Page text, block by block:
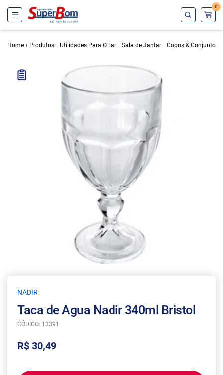
0
Home Produtos Utilidades Para O Lar Sala de Jantar Copos & Conjuntos
NADIR
Taca de Agua Nadir 340ml Bristol
CÓDIGO: 13391
R$ 30,49